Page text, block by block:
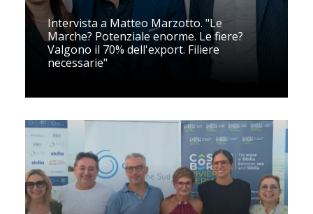
Intervista a Matteo Marzotto. "Le
Marche? Potenziale enorme. Le fiere?
Valgono il 70% dell'export. Filiere
necessarie"